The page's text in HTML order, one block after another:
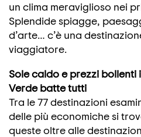
un clima meraviglioso nei
Splendide spiagge,
d’arte… c’è una
viaggiatore.
Sole caldo e prezzi bollenti
Verde batte tutti
Tra le 77 destinazioni
delle più economiche si
queste oltre alle